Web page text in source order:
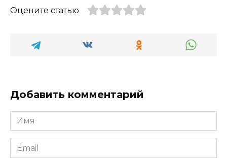
Оцените статью
Добавить комментарий
Имя
*
Email